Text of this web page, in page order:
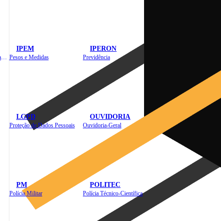
IPEM
Pesos e Medidas
IPERON
Previdência
LGPD
Proteção de Dados Pessoais
OUVIDORIA
Ouvidoria-Geral
PM
Polícia Militar
POLITEC
Polícia Técnico-Científica